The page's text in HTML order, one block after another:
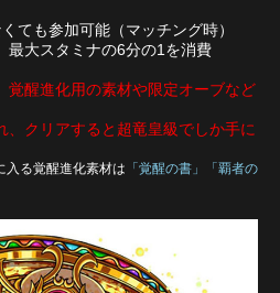
ても参加可能（マッチング時）
最大スタミナの6分の1を消費
覚醒進化用の素材や限定オーブなど
、クリアすると超竜皇級でしか手に
る覚醒進化素材は 「覚醒の書」「覇者の